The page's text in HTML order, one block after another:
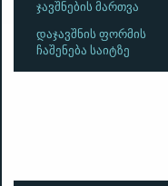
ჯავშნების მართვა
დაჯავშნის ფორმის
ჩაშენება საიტზე